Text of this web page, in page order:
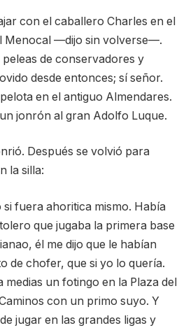
con el caballero Charles en el
Menocal —dijo sin volverse—.
de conservadores y
desde entonces; sí señor.
en el antiguo Almendares.
jonrón al gran Adolfo Luque.
Después se volvió para
la silla:
fuera ahoritica mismo. Había
que jugaba la primera base
él me dijo que le habían
de chofer, que si yo lo quería.
medias un fotingo en la Plaza del
con un primo suyo. Y
jugar en las grandes ligas y